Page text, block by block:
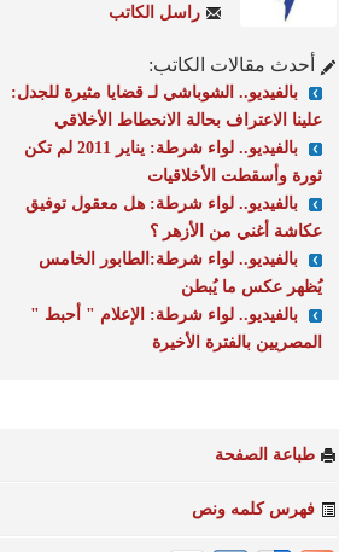
راسل الكاتب
أحدث مقالات الكاتب:
بالفيديو.. الشوباشي لـ قضايا مثيرة للجدل:
علينا الاعتراف بحالة الانحطاط الأخلاقي
بالفيديو.. لواء شرطة: يناير 2011 لم تكن
ثورة وأسقطت الأخلاقيات
بالفيديو.. لواء شرطة: هل معقول توفيق
عكاشة أغني من الأزهر ؟
بالفيديو.. لواء شرطة:الطابور الخامس
يُظهر عكس ما يُبطن
بالفيديو.. لواء شرطة: الإعلام " أحبط "
المصريين بالفترة الأخيرة
طباعة الصفحة
فهرس كلمه ونص